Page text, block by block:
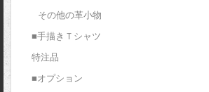
その他の革小物
■手描きＴシャツ
特注品
■オプション